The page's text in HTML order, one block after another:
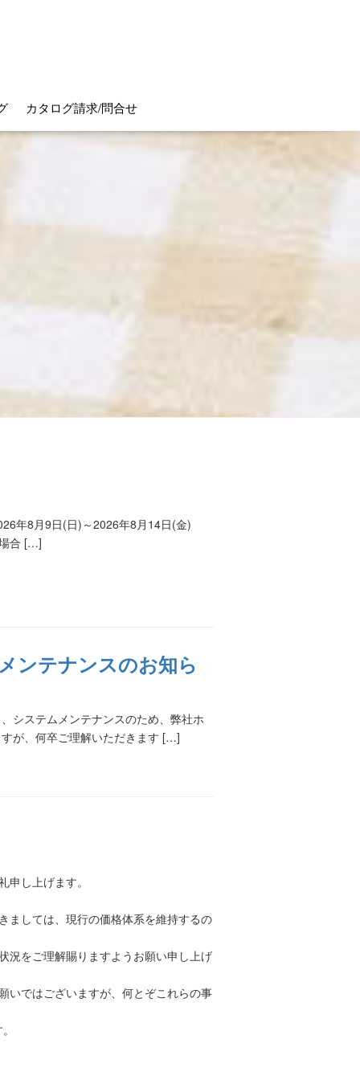
カタログ請求/問合せ
年8月9日(日)～2026年8月14日(金)
合 […]
ンテナンスのお知ら
システムメンテナンスのため、弊社ホ
が、何卒ご理解いただきます […]
し上げます。
ましては、現行の価格体系を維持するの
況をご理解賜りますようお願い申し上げ
いではございますが、何とぞこれらの事